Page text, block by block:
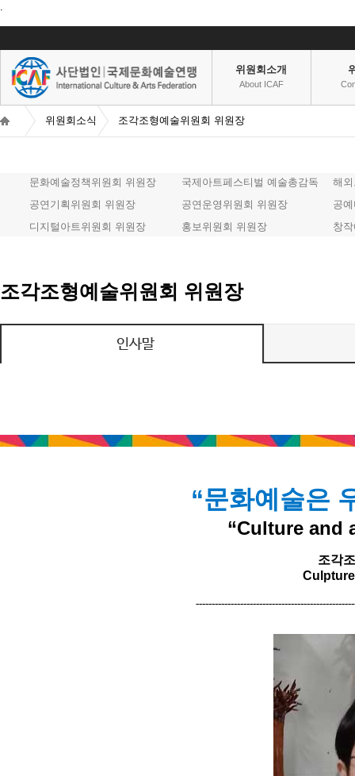
.
위원회소개
About ICAF
위원회소식 조각조형예술위원회 위원장
문화예술정책위원회 위원장 국제아트페스티벌 예술총감독
해
공연기획위원회 위원장
공연운영위원회 위원장
공
디지털아트위원회 위원장
홍보위원회 위원장 창
조각조형예술위원회 위원장
“문화예술은
“Culture and
조각